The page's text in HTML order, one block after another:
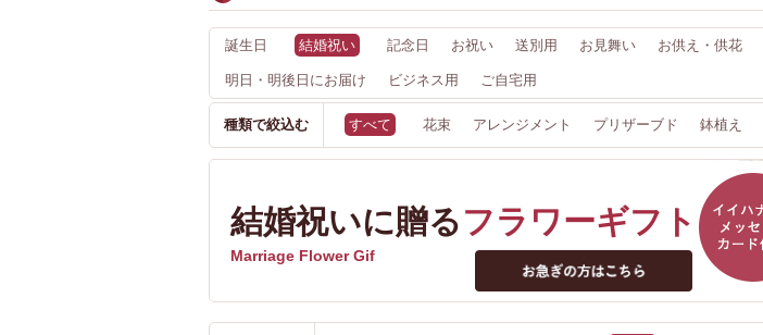
誕生日 結婚祝い 記念日 お祝い 送別用 お見舞い お供え・供花
明日・明後日にお届け ビジネス用 ご自宅用
種類で絞込む すべて 花束 アレンジメント プリザーブド 鉢植え
結婚祝いに贈るフラワーギフト
Marriage Flower Gif